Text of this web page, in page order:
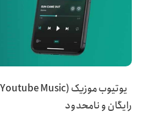
رایگان و نامحدود